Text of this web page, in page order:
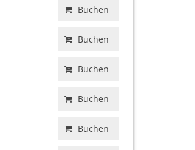
Buchen
Buchen
Buchen
Buchen
Buchen